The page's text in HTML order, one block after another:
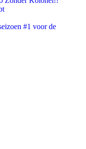
#1 voor de